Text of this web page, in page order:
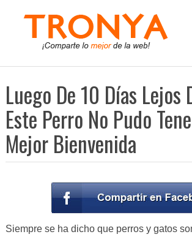
Luego De 10 Días Lejos
Este Perro No Pudo
Mejor Bienvenida
Siempre se ha dicho que perros y gatos